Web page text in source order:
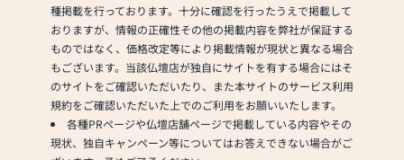
種掲載を行っております。十分に確認を行ったうえで掲載して
おりますが、情報の正確性その他の掲載内容を弊社が保証する
ものではなく、価格改定等により掲載情報が現状と異なる場合
もございます。当該仏壇店が独自にサイトを有する場合にはそ
のサイトをご確認いただいたり、また本サイトのサービス利用
規約をご確認いただいた上でのご利用をお願いいたします。
各種PRページや仏壇店舗ページで掲載している内容やその
現状、独自キャンペーン等についてはお答えできない場合がご